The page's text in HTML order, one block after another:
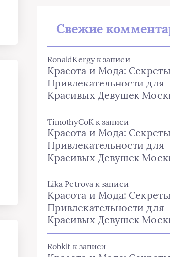
Свежие
RonaldKergyк записи
Красота и Мода: Секреты
Привлекательности для
Красивых Девушек
TimothyCoKк записи
Красота и Мода: Секреты
Привлекательности для
Красивых Девушек
Lika Petrovaк записи
Красота и Мода: Секреты
Привлекательности для
Красивых Девушек
Robklt к записи